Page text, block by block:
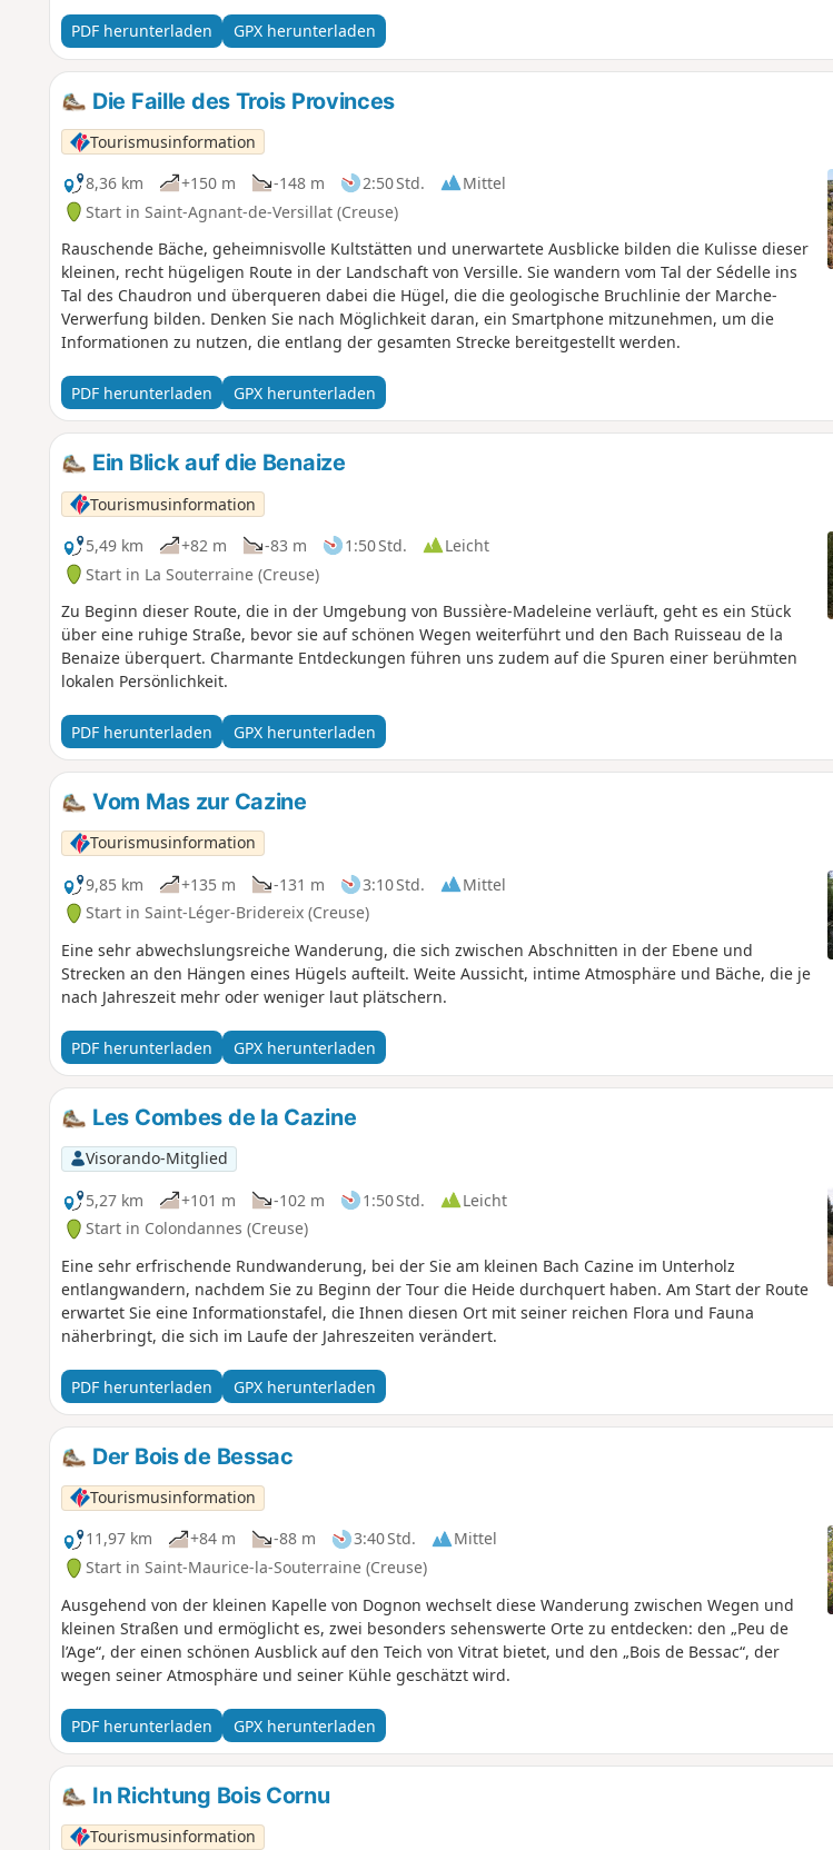
PDF herunterladen GPX herunterladen
Die Faille des Trois Provinces
Tourismusinformation
8,36 km
+150 m -148 m 2:50 Std.
Mittel
Start in Saint-Agnant-de-Versillat (Creuse)
Rauschende Bäche, geheimnisvolle Kultstätten und unerwartete Ausblicke bilden die Kulisse dieser
kleinen, recht hügeligen Route in der Landschaft von Versille. Sie wandern vom Tal der Sédelle ins
Tal des Chaudron und überqueren dabei die Hügel, die die geologische Bruchlinie der Marche-
Verwerfung bilden. Denken Sie nach Möglichkeit daran, ein Smartphone mitzunehmen, um die
Informationen zu nutzen, die entlang der gesamten Strecke bereitgestellt werden.
PDF herunterladen GPX herunterladen
Ein Blick auf die Benaize
Tourismusinformation
5,49 km
+82 m -83 m 1:50 Std.
Leicht
Start in La Souterraine (Creuse)
Zu Beginn dieser Route, die in der Umgebung von Bussière-Madeleine verläuft, geht es ein Stück
über eine ruhige Straße, bevor sie auf schönen Wegen weiterführt und den Bach Ruisseau de la
Benaize überquert. Charmante Entdeckungen führen uns zudem auf die Spuren einer berühmten
lokalen Persönlichkeit.
PDF herunterladen GPX herunterladen
Vom Mas zur Cazine
Tourismusinformation
9,85 km
+135 m -131 m 3:10 Std.
Mittel
Start in Saint-Léger-Bridereix (Creuse)
Eine sehr abwechslungsreiche Wanderung, die sich zwischen Abschnitten in der Ebene und
Strecken an den Hängen eines Hügels aufteilt. Weite Aussicht, intime Atmosphäre und Bäche, die je
nach Jahreszeit mehr oder weniger laut plätschern.
PDF herunterladen GPX herunterladen
Les Combes de la Cazine
Visorando-Mitglied
5,27 km
+101 m -102 m 1:50 Std.
Leicht
Start in Colondannes (Creuse)
Eine sehr erfrischende Rundwanderung, bei der Sie am kleinen Bach Cazine im Unterholz
entlangwandern, nachdem Sie zu Beginn der Tour die Heide durchquert haben. Am Start der Route
erwartet Sie eine Informationstafel, die Ihnen diesen Ort mit seiner reichen Flora und Fauna
näherbringt, die sich im Laufe der Jahreszeiten verändert.
PDF herunterladen GPX herunterladen
Der Bois de Bessac
Tourismusinformation
11,97 km
+84 m -88 m 3:40 Std.
Mittel
Start in Saint-Maurice-la-Souterraine (Creuse)
Ausgehend von der kleinen Kapelle von Dognon wechselt diese Wanderung zwischen Wegen und
kleinen Straßen und ermöglicht es, zwei besonders sehenswerte Orte zu entdecken: den „Peu de
l’Age“, der einen schönen Ausblick auf den Teich von Vitrat bietet, und den „Bois de Bessac“, der
wegen seiner Atmosphäre und seiner Kühle geschätzt wird.
PDF herunterladen GPX herunterladen
In Richtung Bois Cornu
Tourismusinformation